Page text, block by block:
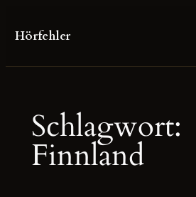
Inhalt
Hörfehler
Schlagwort:
Finnland